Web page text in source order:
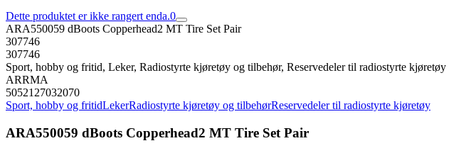
Dette produktet er ikke rangert enda.0
ARA550059 dBoots Copperhead2 MT Tire Set Pair
307746
307746
Sport, hobby og fritid, Leker, Radiostyrte kjøretøy og tilbehør, Reservedeler til radiostyrte kjøretøy
ARRMA
5052127032070
Sport, hobby og fritidLekerRadiostyrte kjøretøy og tilbehørReservedeler til radiostyrte kjøretøy
ARA550059 dBoots Copperhead2 MT Tire Set Pair